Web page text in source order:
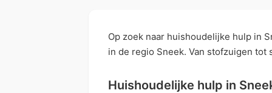
Op zoek naar huishoudelijke hulp in
in de regio Sneek. Van stofzuigen
Huishoudelijke hulp in